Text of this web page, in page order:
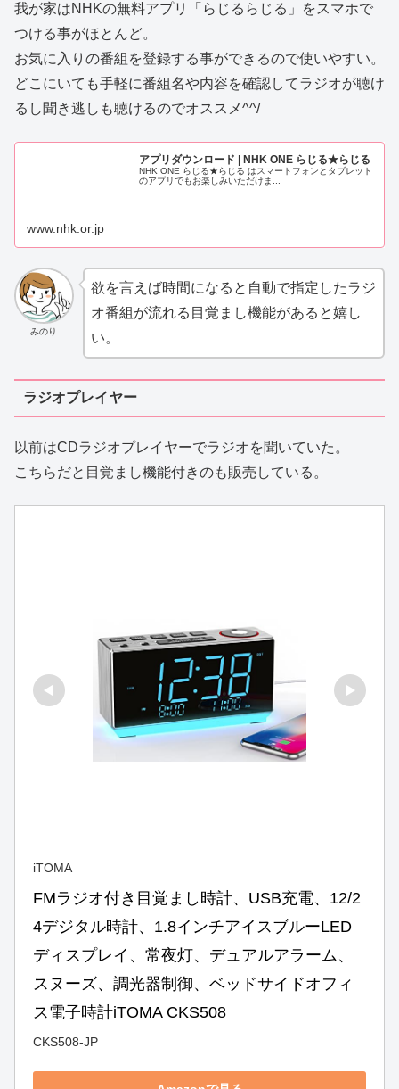
我が家はNHKの無料アプリ「らじるらじる」をスマホで
つける事がほとんど。
お気に入りの番組を登録する事ができるので使いやすい。
どこにいても手軽に番組名や内容を確認してラジオが聴け
るし聞き逃しも聴けるのでオススメ^^/
アプリダウンロード | NHK ONE らじる★らじる
NHK ONE らじる★らじる はスマートフォンとタブレット
のアプリでもお楽しみいただけま...
www.nhk.or.jp
みのり
欲を言えば時間になると自動で指定したラジ
オ番組が流れる目覚まし機能があると嬉し
い。
ラジオプレイヤー
以前はCDラジオプレイヤーでラジオを聞いていた。
こちらだと目覚まし機能付きのも販売している。
iTOMA
FMラジオ付き目覚まし時計、USB充電、12/2
4デジタル時計、1.8インチアイスブルーLED
ディスプレイ、常夜灯、デュアルアラーム、
スヌーズ、調光器制御、ベッドサイドオフィ
ス電子時計iTOMA CKS508
CKS508-JP